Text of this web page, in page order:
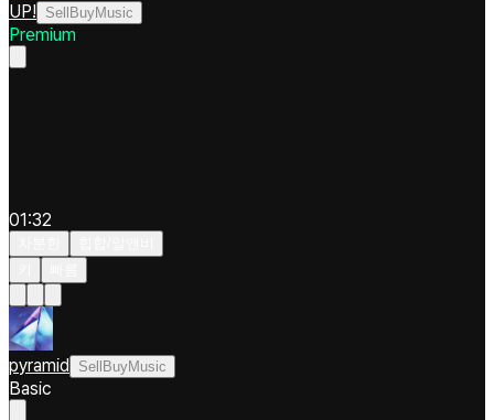
UP! SellBuyMusic
Premium
01:32
pyramid SellBuyMusic
Basic